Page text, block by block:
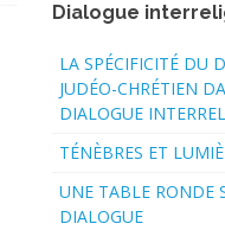
Dialogue
LA SPÉCIFICITÉ DU
JUDÉO-CHRÉTIEN
DIALOGUE
TÉNÈBRES ET
UNE TABLE RONDE
DIALOGUE